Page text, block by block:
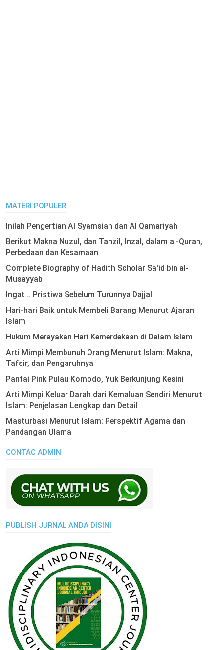
MATERI POPULER
Inilah Pengertian Al Syamsiah dan Al Qamariyah
Berikut Makna Nuzul, dan Tanzil, Inzal, dalam al-Quran,
Perbedaan dan Kesamaan
Complete Biography of Hadith Scholar Sa'id bin al-
Musayyab
Ingat .. Pristiwa Sebelum Turunnya Dajjal
Hari-hari Baik untuk Membeli Barang Menurut Ajaran
Islam
Hukum Merayakan Hari Kemerdekaan di Dalam Islam
Arti Mimpi Membunuh Orang Menurut Islam: Makna,
Tafsir, dan Pengaruhnya
Pantai Pink Pulau Komodo, Yuk Berkunjung Kesini
Arti Mimpi Keluar Darah dari Kemaluan Sendiri Menurut
Islam: Penjelasan Lengkap dan Detail
Masturbasi Menurut Islam: Perspektif Agama dan
Pandangan Ulama
CONTAC ADMIN
PUBLISH JURNAL ANDA DISINI